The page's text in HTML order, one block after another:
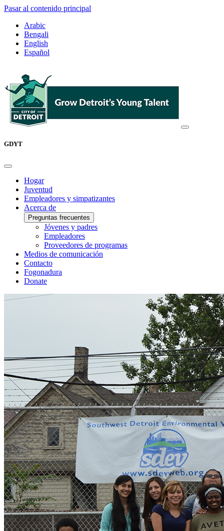
Pasar al contenido principal
Arabic
Bengali
English
Español
GDYT
Hogar
Juventud
Empleadores y simpatizantes
Acerca de
Preguntas frecuentes
Jóvenes y padres
Empleadores
Proveedores de programas
Medios de comunicación
Contacto
Fogonadura
Donate